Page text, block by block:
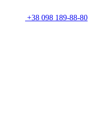
+38 098 189-88-80